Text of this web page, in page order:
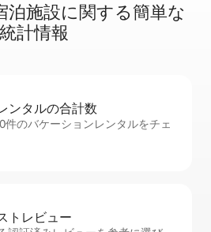
泊⁠施⁠設⁠に関⁠す⁠る簡⁠単⁠な
統⁠計⁠情⁠報
ン⁠タ⁠ル⁠の合⁠計⁠数
件のバケーションレンタルをチェ
ト⁠レ⁠ビ⁠ュ⁠ー